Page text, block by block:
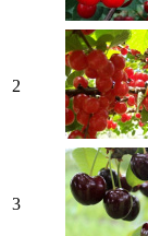
2
3